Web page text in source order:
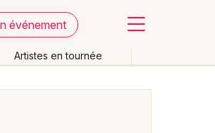
événement
Artistes en tournée